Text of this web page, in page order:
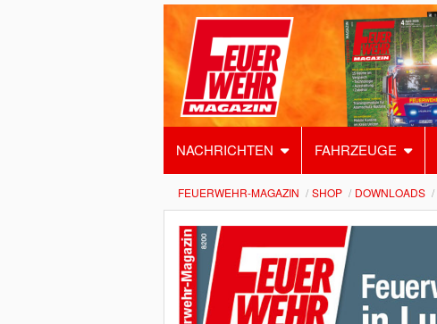
NACHRICHTEN FAHRZEUGE
FEUERWEHR-MAGAZIN SHOP DOWNLOADS